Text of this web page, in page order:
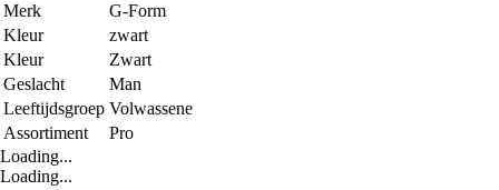
Merk
G-Form
Kleur
zwart
Kleur
Zwart
Geslacht
Man
Leeftijdsgroep Volwassene
Assortiment
Pro
Loading...
Loading...